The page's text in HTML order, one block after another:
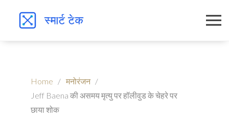
Home
मनोरंजन
Jeff Baena की असमय मृत्यु पर हॉलीवुड के चेहरे पर
छाया शोक